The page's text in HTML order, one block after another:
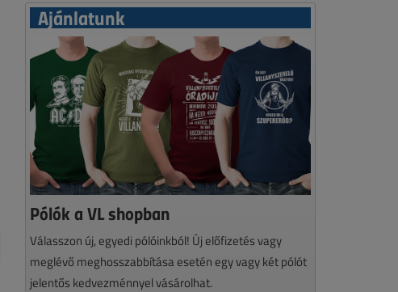
Ajánlatunk
Pólók a VL shopban
Válasszon új, egyedi pólóinkból! Új előfizetés vagy
meglévő meghosszabbítása esetén egy vagy két pólót
jelentős kedvezménnyel vásárolhat.